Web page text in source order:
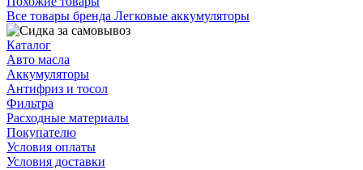
Все товары бренда Легковые аккумуляторы
Каталог
Авто масла
Аккумуляторы
Антифриз и тосол
Фильтра
Расходные материалы
Покупателю
Условия оплаты
Условия доставки